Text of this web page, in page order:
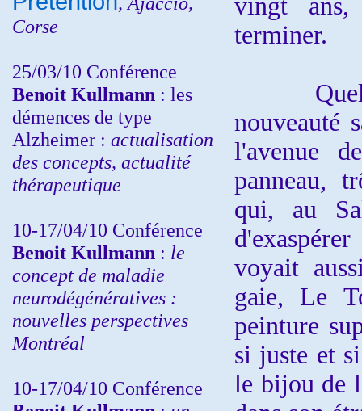
Corse
25/03/10 Conférence
Benoit Kullmann : les
démences de type
Alzheimer : actualisation
des concepts, actualité
thérapeutique
10-17/04/10 Conférence
Benoit Kullmann : le
concept de maladie
neurodégénératives :
nouvelles perspectives
Montréal
10-17/04/10 Conférence
vingt
terminer.
nouveauté
l'avenue
panneau,
qui, au
voyait
gaie, Le
peinture
si juste et
le bijou de